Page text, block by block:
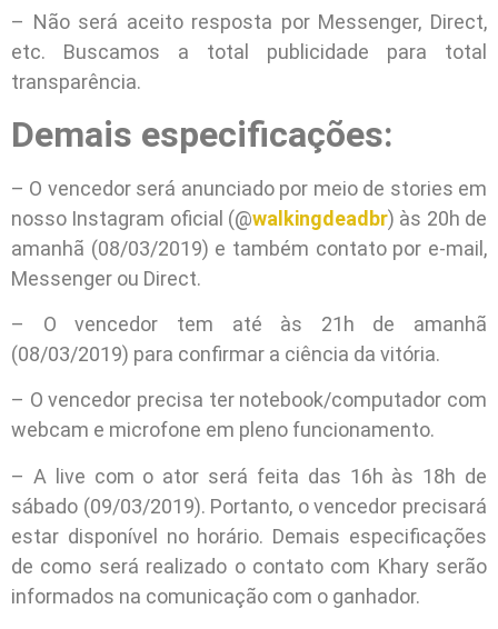
– Não será aceito resposta por Messenger, Direct,
etc. Buscamos a total publicidade para total
transparência.
Demais especificações:
– O vencedor será anunciado por meio de stories em
nosso Instagram oficial (@walkingdeadbr) às 20h de
amanhã (08/03/2019) e também contato por e-mail,
Messenger ou Direct.
– O vencedor tem até às 21h de amanhã
(08/03/2019) para confirmar a ciência da vitória.
– O vencedor precisa ter notebook/computador com
webcam e microfone em pleno funcionamento.
– A live com o ator será feita das 16h às 18h de
sábado (09/03/2019). Portanto, o vencedor precisará
estar disponível no horário. Demais especificações
de como será realizado o contato com Khary serão
informados na comunicação com o ganhador.